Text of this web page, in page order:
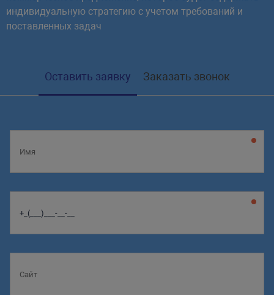
индивидуальную стратегию с учетом требований и
поставленных задач
Оставить заявку Заказать звонок